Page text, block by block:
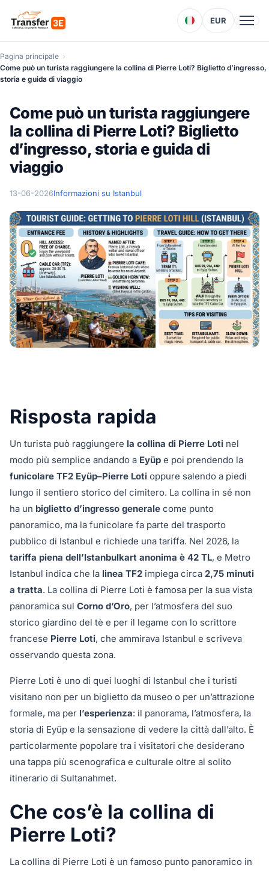
EUR
Pagina principale
Come può un turista raggiungere la collina di Pierre Loti? Biglietto d’ingresso,
storia e guida di viaggio
Come può un turista raggiungere
la collina di Pierre Loti? Biglietto
d’ingresso, storia e guida di
viaggio
13-06-2026Informazioni su Istanbul
Risposta rapida
Un turista può raggiungere la collina di Pierre Loti nel
modo più semplice andando a Eyüp e poi prendendo la
funicolare TF2 Eyüp–Pierre Loti oppure salendo a piedi
lungo il sentiero storico del cimitero. La collina in sé non
ha un biglietto d’ingresso generale come punto
panoramico, ma la funicolare fa parte del trasporto
pubblico di Istanbul e richiede una tariffa. Nel 2026, la
tariffa piena dell’Istanbulkart anonima è 42 TL, e Metro
Istanbul indica che la linea TF2 impiega circa 2,75 minuti
a tratta. La collina di Pierre Loti è famosa per la sua vista
panoramica sul Corno d’Oro, per l’atmosfera del suo
storico giardino del tè e per il legame con lo scrittore
francese Pierre Loti, che ammirava Istanbul e scriveva
osservando questa zona.
Pierre Loti è uno di quei luoghi di Istanbul che i turisti
visitano non per un biglietto da museo o per un’attrazione
formale, ma per l’esperienza: il panorama, l’atmosfera, la
storia di Eyüp e la sensazione di vedere la città dall’alto. È
particolarmente popolare tra i visitatori che desiderano
una tappa più scenografica e culturale oltre al solito
itinerario di Sultanahmet.
Che cos’è la collina di
Pierre Loti?
La collina di Pierre Loti è un famoso punto panoramico in